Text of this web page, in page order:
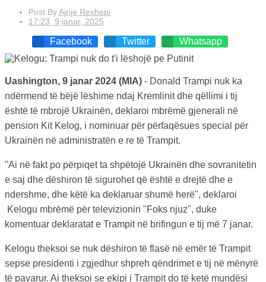
Post ByAjrije Rexhepi
17:23, 9 janar, 2025
Facebook Twitter Whatsapp
Uashington, 9 janar 2024 (MIA) - Donald Trampi nuk ka
ndërmend të bëjë lëshime ndaj Kremlinit dhe qëllimi i tij
është të mbrojë Ukrainën, deklaroi mbrëmë gjenerali në
pension Kit Kelog, i nominuar për përfaqësues special për
Ukrainën në administratën e re të Trampit.
"Ai në fakt po përpiqet ta shpëtojë Ukrainën dhe sovranitetin
e saj dhe dëshiron të sigurohet që është e drejtë dhe e
ndershme, dhe këtë ka deklaruar shumë herë", deklaroi
Kelogu mbrëmë për televizionin "Foks njuz", duke
komentuar deklaratat e Trampit në brifingun e tij më 7 janar.
Kelogu theksoi se nuk dëshiron të flasë në emër të Trampit
sepse presidenti i zgjedhur shpreh qëndrimet e tij në mënyrë
të pavarur. Ai theksoi se ekipi i Trampit do të ketë mundësi